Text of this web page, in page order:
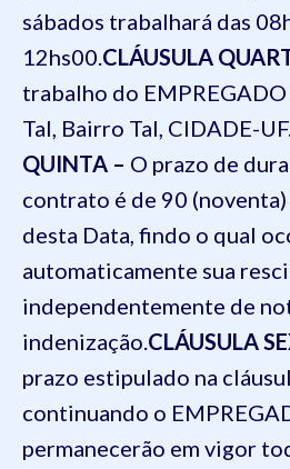
sábados trabalhará das
12hs00.CLÁUSULA
trabalho do EMPREGADO
Tal, Bairro Tal, CIDADE-
QUINTA – O prazo de
contrato é de 90
desta Data, findo o qual
automaticamente sua
independentemente de
indenização.CLÁUSULA
prazo estipulado na
continuando o
permanecerão em vigor